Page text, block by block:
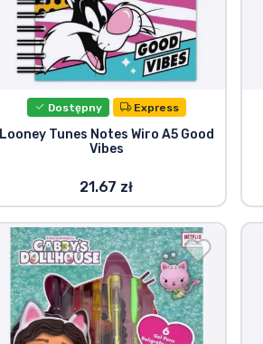
Dostępny Express
Looney Tunes Notes Wiro A5 Good
Vibes
21.67 zł